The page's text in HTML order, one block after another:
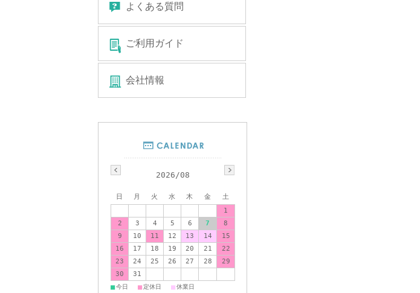
よくある質問
ご利用ガイド
会社情報
2026/08
日 月 火 水 木 金
土
1
2
3 4 5 6 7
8
9
10 11 12 13 14
15
16
17 18 19 20 21
22
23
24 25 26 27 28
29
30
31
■今日 ■定休日 ■休業日